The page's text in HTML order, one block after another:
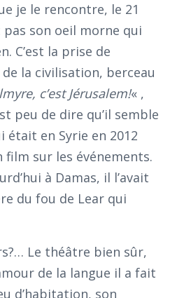
je le rencontre, le 21
pas son oeil morne qui
C’est la prise de
la civilisation, berceau
c’est Jérusalem!« ,
peu de dire qu’il semble
était en Syrie en 2012
sur les événements.
à Damas, il l’avait
du fou de Lear qui
Le théâtre bien sûr,
de la langue il a fait
d’habitation, son